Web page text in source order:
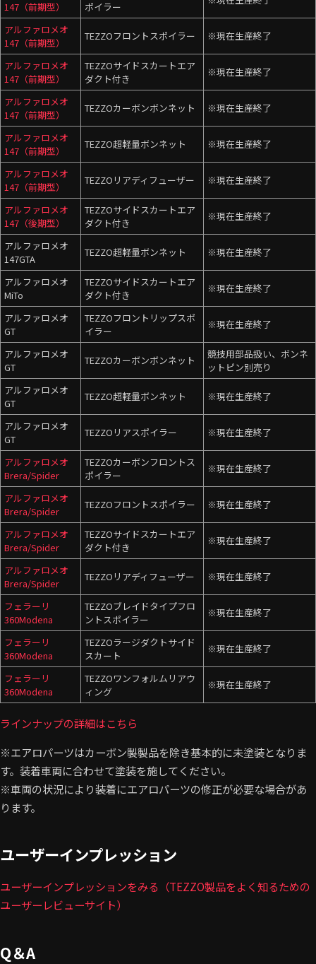
147（前期型） ポイラー
アルファロメオ
147（前期型）
TEZZOフロントスポイラー ※現在生産終了
アルファロメオ
147（前期型）
TEZZOサイドスカートエア
ダクト付き
※現在生産終了
アルファロメオ
147（前期型）
TEZZOカーボンボンネット ※現在生産終了
アルファロメオ
147（前期型）
TEZZO超軽量ボンネット ※現在生産終了
アルファロメオ
147（前期型）
TEZZOリアディフューザー ※現在生産終了
アルファロメオ
147（後期型）
TEZZOサイドスカートエア
ダクト付き
※現在生産終了
アルファロメオ
147GTA
TEZZO超軽量ボンネット ※現在生産終了
アルファロメオ
MiTo
TEZZOサイドスカートエア
ダクト付き
※現在生産終了
アルファロメオ
GT
TEZZOフロントリップスポ
イラー
※現在生産終了
アルファロメオ
GT
TEZZOカーボンボンネット
競技用部品扱い、ボンネ
ットピン別売り
アルファロメオ
GT
TEZZO超軽量ボンネット ※現在生産終了
アルファロメオ
GT
TEZZOリアスポイラー ※現在生産終了
アルファロメオ
Brera/Spider
TEZZOカーボンフロントス
ポイラー
※現在生産終了
アルファロメオ
Brera/Spider
TEZZOフロントスポイラー ※現在生産終了
アルファロメオ
Brera/Spider
TEZZOサイドスカートエア
ダクト付き
※現在生産終了
アルファロメオ
Brera/Spider
TEZZOリアディフューザー ※現在生産終了
フェラーリ
360Modena
TEZZOブレイドタイプフロ
ントスポイラー
※現在生産終了
フェラーリ
360Modena
TEZZOラージダクトサイド
スカート
※現在生産終了
フェラーリ
360Modena
TEZZOワンフォルムリアウ
ィング
※現在生産終了
ラインナップの詳細はこちら
※エアロパーツはカーボン製製品を除き基本的に未塗装となりま
す。装着車両に合わせて塗装を施してください。
※車両の状況により装着にエアロパーツの修正が必要な場合があ
ります。
ユーザーインプレッション
ユーザーインプレッションをみる（TEZZO製品をよく知るための
ユーザーレビューサイト）
Q＆A